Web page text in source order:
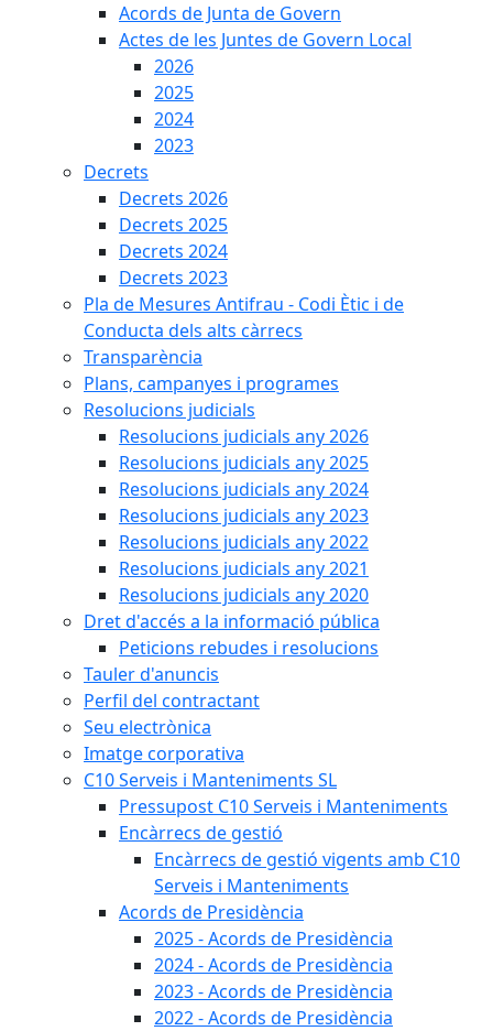
Acords de Junta de Govern
Actes de les Juntes de Govern Local
2026
2025
2024
2023
Decrets
Decrets 2026
Decrets 2025
Decrets 2024
Decrets 2023
Pla de Mesures Antifrau - Codi Ètic i de
Conducta dels alts càrrecs
Transparència
Plans, campanyes i programes
Resolucions judicials
Resolucions judicials any 2026
Resolucions judicials any 2025
Resolucions judicials any 2024
Resolucions judicials any 2023
Resolucions judicials any 2022
Resolucions judicials any 2021
Resolucions judicials any 2020
Dret d'accés a la informació pública
Peticions rebudes i resolucions
Tauler d'anuncis
Perfil del contractant
Seu electrònica
Imatge corporativa
C10 Serveis i Manteniments SL
Pressupost C10 Serveis i Manteniments
Encàrrecs de gestió
Encàrrecs de gestió vigents amb C10
Serveis i Manteniments
Acords de Presidència
2025 - Acords de Presidència
2024 - Acords de Presidència
2023 - Acords de Presidència
2022 - Acords de Presidència